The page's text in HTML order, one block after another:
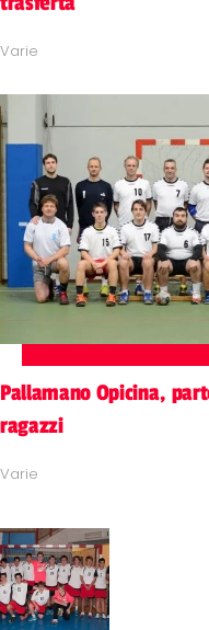
Varie
Pallamano Opicina,
ragazzi
Varie